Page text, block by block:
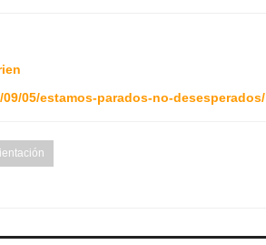
05/estamos-parados-no-desesperados/